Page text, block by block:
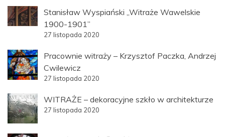
Stanisław Wyspiański „Witraże Wawelskie
1900-1901”
27 listopada 2020
Pracownie witraży – Krzysztof Paczka, Andrzej
Cwilewicz
27 listopada 2020
WITRAŻE – dekoracyjne szkło w architekturze
27 listopada 2020